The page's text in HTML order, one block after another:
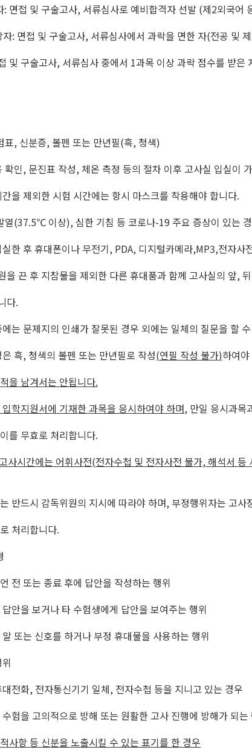
: 면접 및 구술고사, 서류심사로 예비합격자 선발 (제2외국어
자: 면접 및 구술고사, 서류심사에서 과락을 면한 자(전공 및 제
및 구술고사, 서류심사 중에서 1과목 이상 과락 점수를 받은
표, 신분증, 볼펜 또는 만년필(흑, 청색)
확인, 문진표 작성, 체온 측정 등의 절차 이후 고사실 입실이
을 제외한 시험 시간에는 항시 마스크를 착용해야 합니다.
열(37.5℃ 이상),심한 기침 등 코로나-19 주요 증상이 있는
한 후 휴대폰이나 무전기, PDA, 디지털카메라,MP3,전자사
을 끈 후 지참물을 제외한 다른 휴대품과 함께 고사실의 앞,
다.
는 문제지의 인쇄가 잘못된 경우 외에는 일체의 질문을 할
흑, 청색의 볼펜 또는 만년필로 작성(연필 작성 불가)하여
을 남겨서는 안됩니다.
학지원서에 기재한 과목을 응시하여야 하며, 만일 응시과목
를 무효로 처리합니다.
사시간에는 어휘사전(전자수첩 및 전자사전 불가, 해석서 등
반드시 감독위원의 지시에 따라야 하며, 부정행위자는 고사
처리합니다.
전 또는 종료 후에 답안을 작성하는 행위
안을 보거나 타 수험생에게 답안을 보여주는 행위
또는 신호를 하거나 부정 휴대물을 사용하는 행위
전화, 전자통신기기 일체, 전자수첩 등을 지니고 있는 경우
험을 고의적으로 방해 또는 원활한 고사 진행에 방해가 되는
사항 등 신분을 노출시킬 수 있는 표기를 한 경우